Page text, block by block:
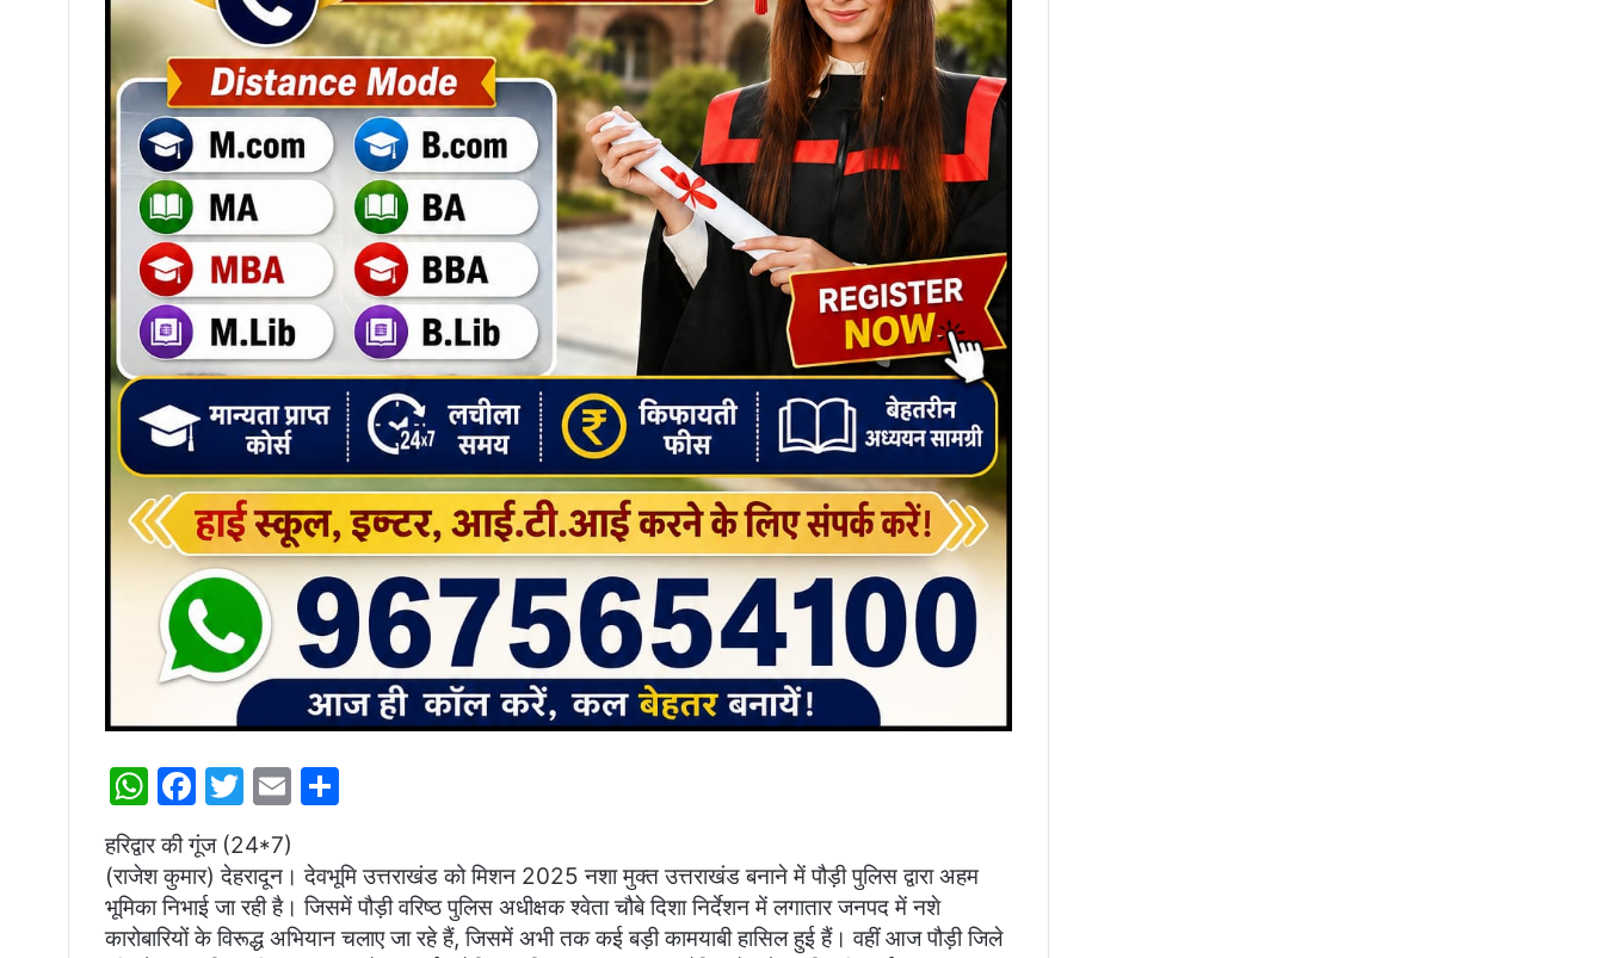
W
at
s
A
F
a
c
e
b
T
itt
er
E
ai
l
ar
e
हरिद्वार की गूंज (24*7)
(राजेश कुमार) देहरादून। देवभूमि उत्तराखंड को मिशन 2025 नशा मुक्त उत्तराखंड बनाने में पौड़ी पुलिस द्वारा अहम
भूमिका निभाई जा रही है। जिसमें पौड़ी वरिष्ठ पुलिस अधीक्षक श्वेता चौबे दिशा निर्देशन में लगातार जनपद में नशे
कारोबारियों के विरूद्ध अभियान चलाए जा रहे हैं, जिसमें अभी तक कई बड़ी कामयाबी हासिल हुई हैं। वहीं आज पौड़ी जिले